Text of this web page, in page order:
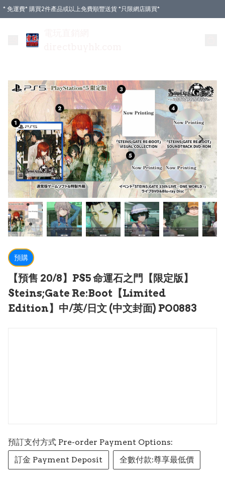
* 免運費* 購買2件產品或以上免費順豐送貨 *只限網店購買*
預購
【預售 20/8】PS5 命運石之門【限定版】
Steins;Gate Re:Boot【Limited
Edition】中/英/日文 (中文封面) PO0883
預訂支付方式 Pre-order Payment Options:
訂金 Payment Deposit
全數付款:尊享最低價